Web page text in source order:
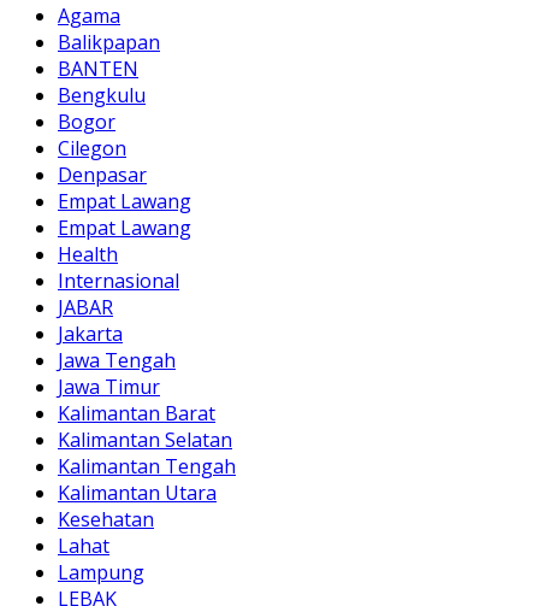
Agama
Balikpapan
BANTEN
Bengkulu
Bogor
Cilegon
Denpasar
Empat Lawang
Empat Lawang
Health
Internasional
JABAR
Jakarta
Jawa Tengah
Jawa Timur
Kalimantan Barat
Kalimantan Selatan
Kalimantan Tengah
Kalimantan Utara
Kesehatan
Lahat
Lampung
LEBAK